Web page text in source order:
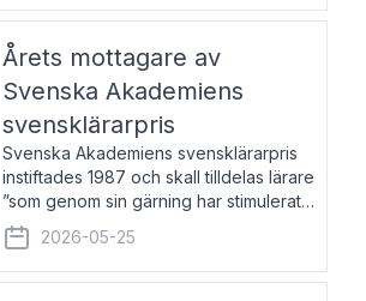
Prisbeloppet är 200 000 svenska
Årets mottagare av
Svenska Akademiens
svensklärarpris
Svenska Akademiens svensklärarpris
instiftades 1987 och skall tilldelas lärare
”som genom sin gärning har stimulerat
intresset hos unga människor för
svenska språket och litteraturen”.
Prisutdelning och samtal med
2026-05-25